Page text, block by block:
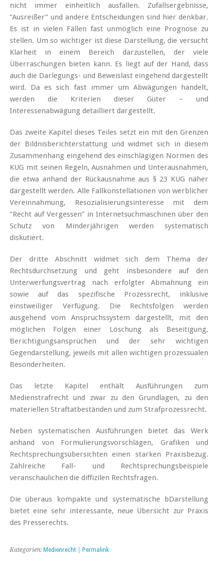
nicht immer einheitlich ausfallen. Zufallsergebnisse,
“Ausreißer” und andere Entscheidungen sind hier denkbar.
Es ist in vielen Fällen fast unmöglich eine Prognose zu
stellen. Um so wichtiger ist diese Darstellung, die versucht
Klarheit in einem Bereich darzustellen, der viele
Überraschungen bieten kann. Es liegt auf der Hand, dass
auch die Darlegungs- und Beweislast eingehend dargestellt
wird. Da es sich fast immer um Abwägungen handelt,
werden die Kriterien dieser Güter – und
Interessenabwägung detailliert dargestellt.
Das zweite Kapitel dieses Teiles setzt ein mit den Grenzen
der Bildnisberichterstattung und widmet sich in diesem
Zusammenhang eingehend des einschlägigen Normen des
KUG mit seinen Regeln, Ausnahmen und Unterausnahmen,
die etwa anhand der Rückausnahme aus § 23 KUG näher
dargestellt werden. Alle Fallkonstellationen von werblicher
Vereinnahmung, Resozialisierungsinteresse mit dem
“Recht auf Vergessen” in Internetsuchmaschinen über den
Schutz von Minderjährigen werden systematisch
diskutiert.
Der dritte Abschnitt widmet sich dem Thema der
Rechtsdurchsetzung und geht insbesondere auf den
Unterwerfungsvertrag nach erfolgter Abmahnung ein
sowie auf das spezifische Prozessrecht, inklusive
einstweiliger Verfügung. Die Rechtsfolgen werden
ausgehend vom Anspruchssystem dargestellt, mit den
möglichen Folgen einer Löschung als Beseitigung,
Berichtigungsansprüchen und der sehr wichtigen
Gegendarstellung, jeweils mit allen wichtigen prozessualen
Besonderheiten.
Das letzte Kapitel enthält Ausführungen zum
Medienstrafrecht und zwar zu den Grundlagen, zu den
materiellen Straftatbeständen und zum Strafprozessrecht.
Neben systematischen Ausführungen bietet das Werk
anhand von Formulierungsvorschlägen, Grafiken und
Rechtsprechungsübersichten einen starken Praxisbezug.
Zahlreiche Fall- und Rechtsprechungsbeispiele
veranschaulichen die diffizilen Rechtsfragen.
Die überaus kompakte und systematische bDarstellung
bietet eine sehr interessante, neue Übersicht zur Praxis
des Presserechts.
Kategorien: Medienrecht Permalink